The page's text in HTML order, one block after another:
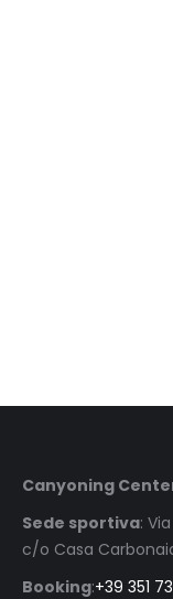
Canyoning
Sede sportiva:
c/o Casa
Booking:+39 351